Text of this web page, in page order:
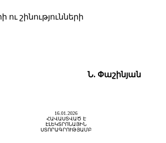
շինությունների
Ն. Փաշինյան
16.01.2026
ՀԱՎԱՍՏՎԱԾ Է
ԷԼԵԿՏՐՈՆԱՅԻՆ
ՍՏՈՐԱԳՐՈՒԹՅԱՄԲ